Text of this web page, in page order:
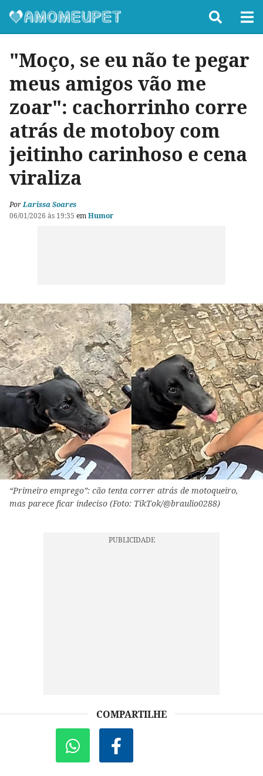
"Moço, se eu não te pegar
meus amigos vão me
zoar": cachorrinho corre
atrás de motoboy com
jeitinho carinhoso e cena
viraliza
PorLarissa Soares
06/01/2026 às 19:35 emHumor
“Primeiro emprego”: cão tenta correr atrás de motoqueiro,
mas parece ficar indeciso (Foto: TikTok/@braulio0288)
COMPARTILHE